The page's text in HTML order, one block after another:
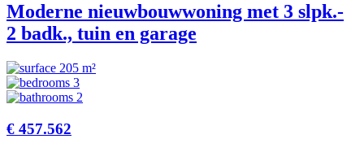
Moderne nieuwbouwwoning met 3 slpk.-
2 badk., tuin en garage
205 m²
3
2
€ 457.562